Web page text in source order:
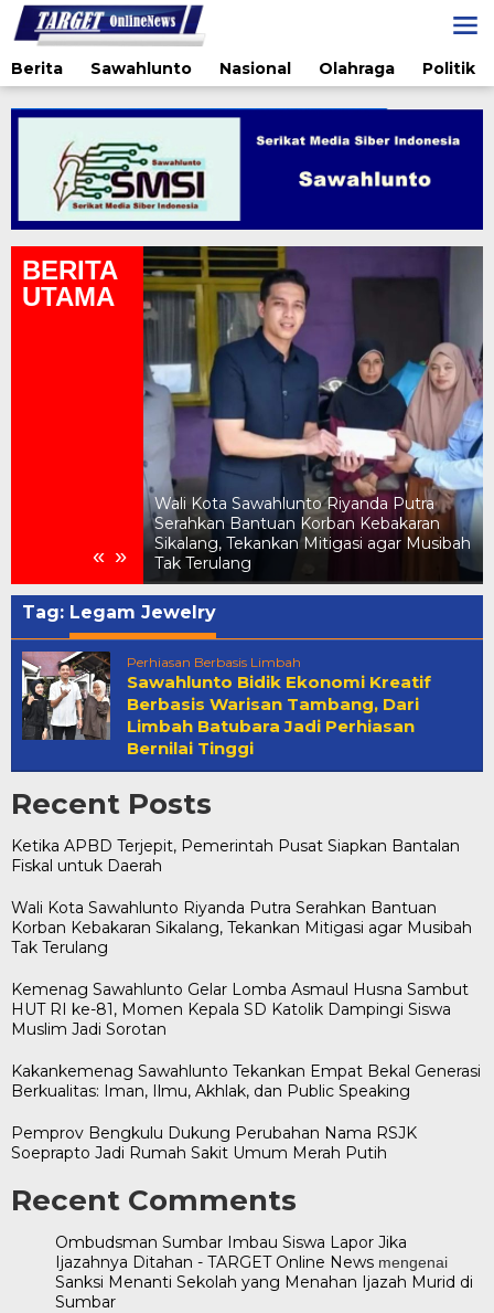
Lewati
ke
konten
Berita
Sawahlunto Nasional Olahraga Politik
BERITA
UTAMA
« »
Daerah
Wali Kota Sawahlunto Riyanda Putra
Serahkan Bantuan Korban Kebakaran
Sikalang, Tekankan Mitigasi agar Musibah
Tak Terulang
Tag: Legam Jewelry
Perhiasan Berbasis Limbah
Sawahlunto Bidik Ekonomi Kreatif
Berbasis Warisan Tambang, Dari
Limbah Batubara Jadi Perhiasan
Bernilai Tinggi
Recent Posts
Ketika APBD Terjepit, Pemerintah Pusat Siapkan Bantalan
Fiskal untuk Daerah
Wali Kota Sawahlunto Riyanda Putra Serahkan Bantuan
Korban Kebakaran Sikalang, Tekankan Mitigasi agar Musibah
Tak Terulang
Kemenag Sawahlunto Gelar Lomba Asmaul Husna Sambut
HUT RI ke-81, Momen Kepala SD Katolik Dampingi Siswa
Muslim Jadi Sorotan
Kakankemenag Sawahlunto Tekankan Empat Bekal Generasi
Berkualitas: Iman, Ilmu, Akhlak, dan Public Speaking
Pemprov Bengkulu Dukung Perubahan Nama RSJK
Soeprapto Jadi Rumah Sakit Umum Merah Putih
Recent Comments
Ombudsman Sumbar Imbau Siswa Lapor Jika
Ijazahnya Ditahan - TARGET Online News mengenai
Sanksi Menanti Sekolah yang Menahan Ijazah Murid di
Sumbar